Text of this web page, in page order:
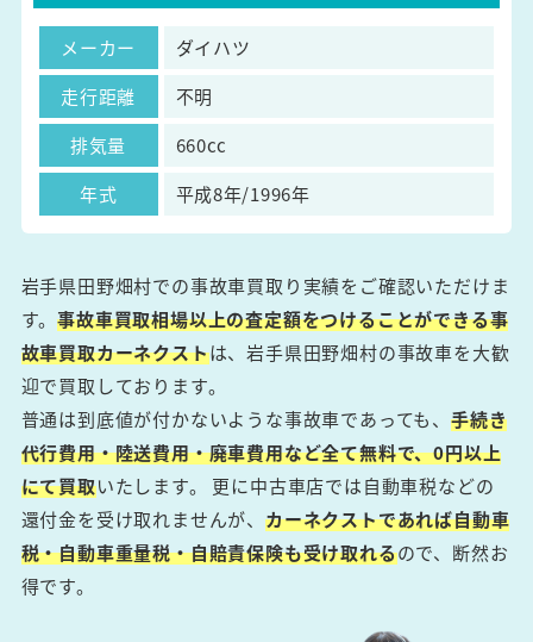
メーカー
ダイハツ
走行距離
不明
排気量
660cc
年式
平成8年/1996年
岩手県田野畑村での事故車買取り実績をご確認いただけま
す。事故車買取相場以上の査定額をつけることができる事
故車買取カーネクストは、岩手県田野畑村の事故車を大歓
迎で買取しております。
普通は到底値が付かないような事故車であっても、手続き
代行費用・陸送費用・廃車費用など全て無料で、0円以上
にて買取いたします。 更に中古車店では自動車税などの
還付金を受け取れませんが、カーネクストであれば自動車
税・自動車重量税・自賠責保険も受け取れるので、断然お
得です。